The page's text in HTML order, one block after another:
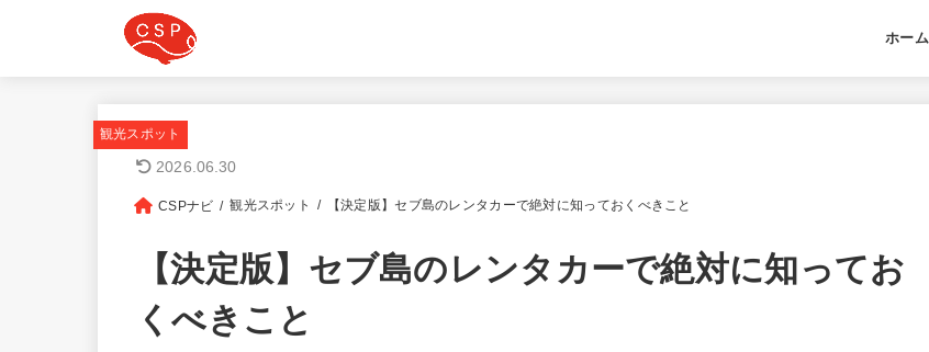
ホーム
観光スポット
2026.06.30
CSPナビ 観光スポット 【決定版】セブ島のレンタカーで絶対に知っておくべきこと
【決定版】セブ島のレンタカーで絶対に知ってお
くべきこと